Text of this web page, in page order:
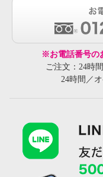
※お電話番号の
ご注文：24時
24時間／